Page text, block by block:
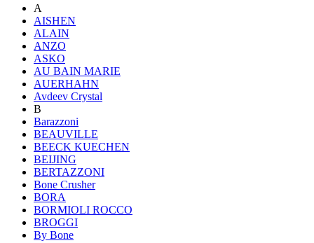
A
AISHEN
ALAIN
ANZO
ASKO
AU BAIN MARIE
AUERHAHN
Avdeev Crystal
B
Barazzoni
BEAUVILLE
BEECK KUECHEN
BEIJING
BERTAZZONI
Bone Crusher
BORA
BORMIOLI ROCCO
BROGGI
By Bone